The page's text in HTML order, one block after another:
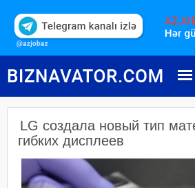
LG создала новый тип
гибких дисплеев